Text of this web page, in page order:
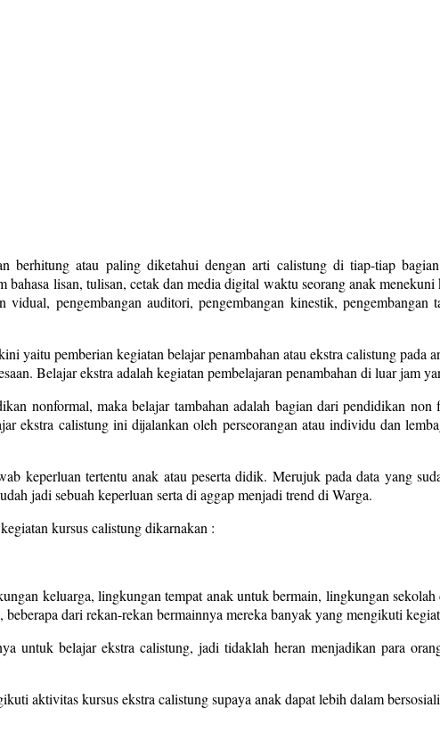
berhitung atau paling diketahui dengan arti calistung di tiap-tiap
bahasa lisan, tulisan, cetak dan media digital waktu seorang anak
pengembangan auditori, pengembangan kinestik, pengembangan
yaitu pemberian kegiatan belajar penambahan atau ekstra calistung
Belajar ekstra adalah kegiatan pembelajaran penambahan di luar jam
nonformal, maka belajar tambahan adalah bagian dari pendidikan
ekstra calistung ini dijalankan oleh perseorangan atau individu dan
keperluan tertentu anak atau peserta didik. Merujuk pada data yang
jadi sebuah keperluan serta di aggap menjadi trend di Warga.
kursus calistung dikarnakan :
keluarga, lingkungan tempat anak untuk bermain, lingkungan
dari rekan-rekan bermainnya mereka banyak yang mengikuti
untuk belajar ekstra calistung, jadi tidaklah heran menjadikan para
aktivitas kursus ekstra calistung supaya anak dapat lebih dalam